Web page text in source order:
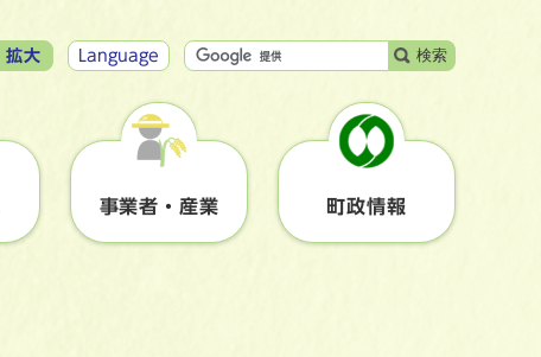
拡大 Language 検索
事業者・産業 町政情報